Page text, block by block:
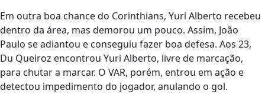
Em outra boa chance do Corinthians, Yuri Alberto recebeu
dentro da área, mas demorou um pouco. Assim, João
Paulo se adiantou e conseguiu fazer boa defesa. Aos 23,
Du Queiroz encontrou Yuri Alberto, livre de marcação,
para chutar a marcar. O VAR, porém, entrou em ação e
detectou impedimento do jogador, anulando o gol.